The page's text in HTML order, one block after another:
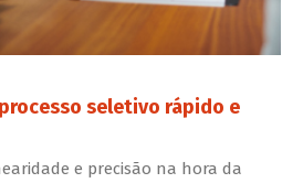
seletivo rápido e
e precisão na hora da